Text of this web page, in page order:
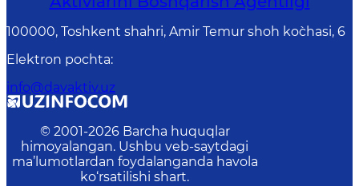
100000, Toshkent shahri, Amir Temur shoh ko`chasi, 6
Elektron pochta:
info@davaktiv.uz
© 2001-2026 Barcha huquqlar
himoyalangan. Ushbu veb-saytdagi
ma’lumotlardan foydalanganda havola
ko‘rsatilishi shart.